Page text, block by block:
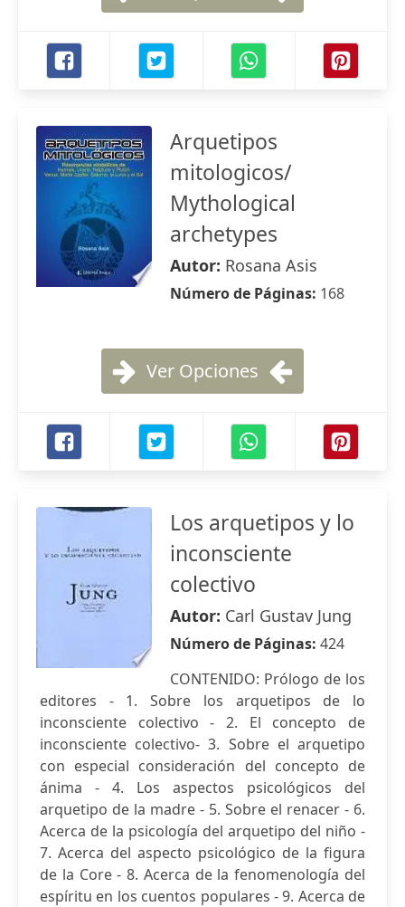
Arquetipos
mitologicos/
Mythological
archetypes
Autor: Rosana Asis
Número de Páginas: 168
Ver Opciones
Los arquetipos y lo
inconsciente
colectivo
Autor: Carl Gustav Jung
Número de Páginas: 424
CONTENIDO: Prólogo de los
editores - 1. Sobre los arquetipos de lo
inconsciente colectivo - 2. El concepto de
inconsciente colectivo- 3. Sobre el arquetipo
con especial consideración del concepto de
ánima - 4. Los aspectos psicológicos del
arquetipo de la madre - 5. Sobre el renacer - 6.
Acerca de la psicología del arquetipo del niño -
7. Acerca del aspecto psicológico de la figura
de la Core - 8. Acerca de la fenomenología del
espíritu en los cuentos populares - 9. Acerca de